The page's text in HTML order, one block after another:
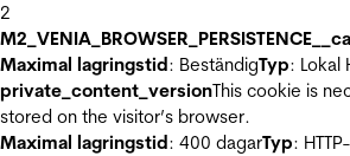
2
Maximal lagringstid: BeständigTyp: Lokal
private_content_versionThis cookie is
stored on the visitor’s browser.
Maximal lagringstid: 400 dagarTyp: